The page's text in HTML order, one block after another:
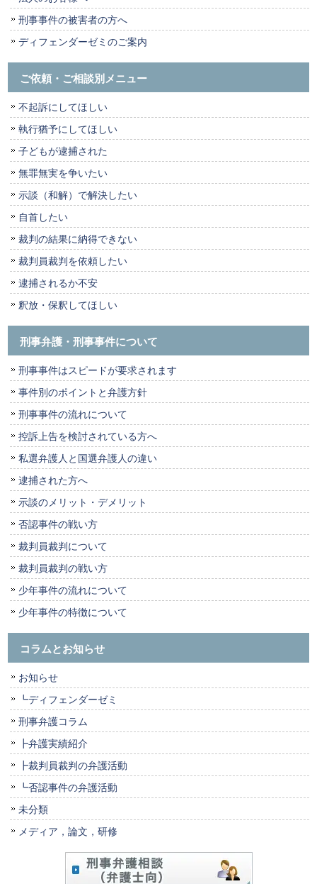
刑事事件の被害者の方へ
ディフェンダーゼミのご案内
ご依頼・ご相談別メニュー
不起訴にしてほしい
執行猶予にしてほしい
子どもが逮捕された
無罪無実を争いたい
示談（和解）で解決したい
自首したい
裁判の結果に納得できない
裁判員裁判を依頼したい
逮捕されるか不安
釈放・保釈してほしい
刑事弁護・刑事事件について
刑事事件はスピードが要求されます
事件別のポイントと弁護方針
刑事事件の流れについて
控訴上告を検討されている方へ
私選弁護人と国選弁護人の違い
逮捕された方へ
示談のメリット・デメリット
否認事件の戦い方
裁判員裁判について
裁判員裁判の戦い方
少年事件の流れについて
少年事件の特徴について
コラムとお知らせ
お知らせ
┗ディフェンダーゼミ
刑事弁護コラム
┣弁護実績紹介
┣裁判員裁判の弁護活動
┗否認事件の弁護活動
未分類
メディア，論文，研修